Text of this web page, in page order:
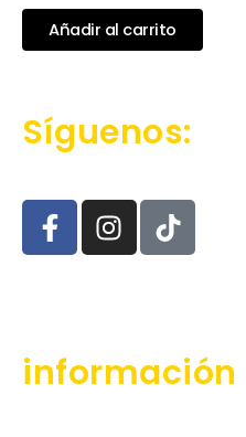
0
Añadir al carrito
Síguenos:
F
a
c
o
o
I
n
s
r
T
i
k
información